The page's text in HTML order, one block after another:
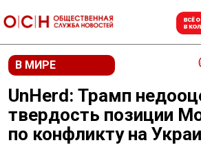
В МИРЕ
UnHerd: Трамп
твердость позиции
по конфликту на